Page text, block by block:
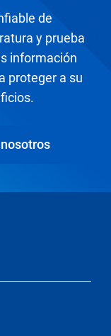
de
y prueba
información
proteger a su